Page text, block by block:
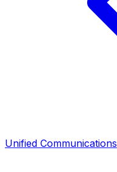
Unified Communications